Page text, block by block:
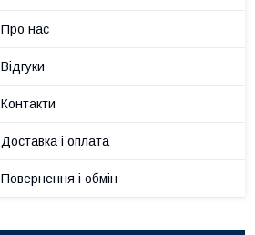
Про нас
Відгуки
Контакти
Доставка і оплата
Повернення і обмін